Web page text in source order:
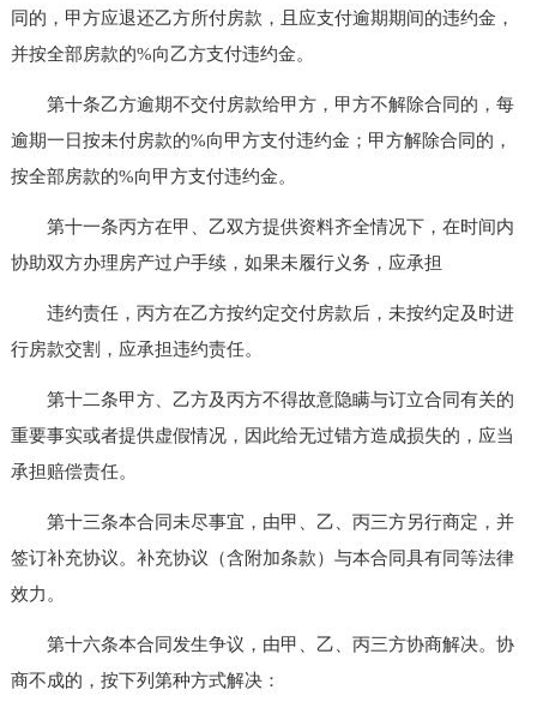
同的，甲方应退还乙方所付房款，且应支付逾期期间的违约金，
并按全部房款的%向乙方支付违约金。
第十条乙方逾期不交付房款给甲方，甲方不解除合同的，每
逾期一日按未付房款的%向甲方支付违约金；甲方解除合同的，
按全部房款的%向甲方支付违约金。
第十一条丙方在甲、乙双方提供资料齐全情况下，在时间内
协助双方办理房产过户手续，如果未履行义务，应承担
违约责任，丙方在乙方按约定交付房款后，未按约定及时进
行房款交割，应承担违约责任。
第十二条甲方、乙方及丙方不得故意隐瞒与订立合同有关的
重要事实或者提供虚假情况，因此给无过错方造成损失的，应当
承担赔偿责任。
第十三条本合同未尽事宜，由甲、乙、丙三方另行商定，并
签订补充协议。补充协议（含附加条款）与本合同具有同等法律
效力。
第十六条本合同发生争议，由甲、乙、丙三方协商解决。协
商不成的，按下列第种方式解决：